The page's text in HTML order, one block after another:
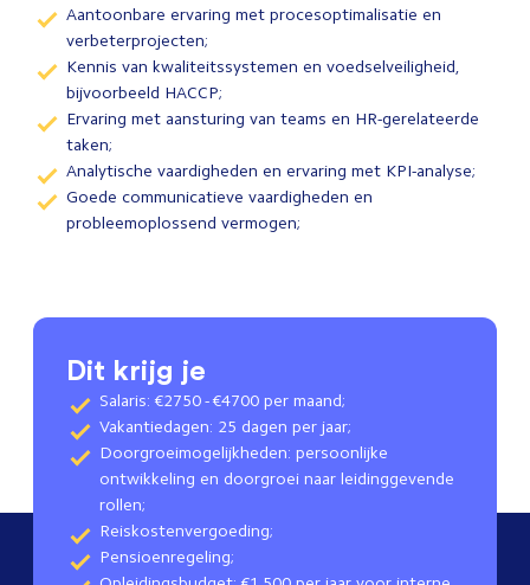
Aantoonbare ervaring met procesoptimalisatie en
verbeterprojecten;
Kennis van kwaliteitssystemen en voedselveiligheid,
bijvoorbeeld HACCP;
Ervaring met aansturing van teams en HR-gerelateerde
taken;
Analytische vaardigheden en ervaring met KPI-analyse;
Goede communicatieve vaardigheden en
probleemoplossend vermogen;
Dit krijg je
Salaris: €2750 - €4700 per maand;
Vakantiedagen: 25 dagen per jaar;
Doorgroeimogelijkheden: persoonlijke
ontwikkeling en doorgroei naar leidinggevende
rollen;
Reiskostenvergoeding;
Pensioenregeling;